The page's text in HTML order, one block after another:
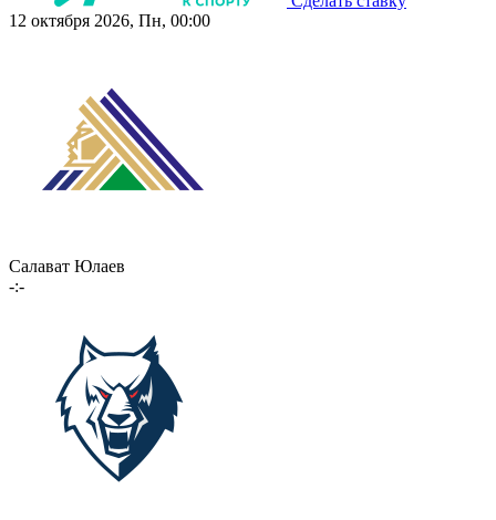
12 октября 2026, Пн, 00:00
Салават Юлаев
-:-